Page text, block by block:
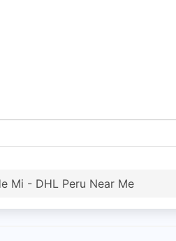
Mi - DHL Peru Near Me